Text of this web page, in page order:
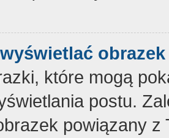
które mogą
postu.
powiązany z